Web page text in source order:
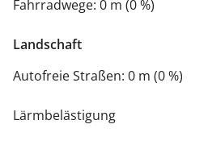
Fahrradwege: 0 m (0 %)
Landschaft
Autofreie Straßen: 0 m (0 %)
Lärmbelästigung